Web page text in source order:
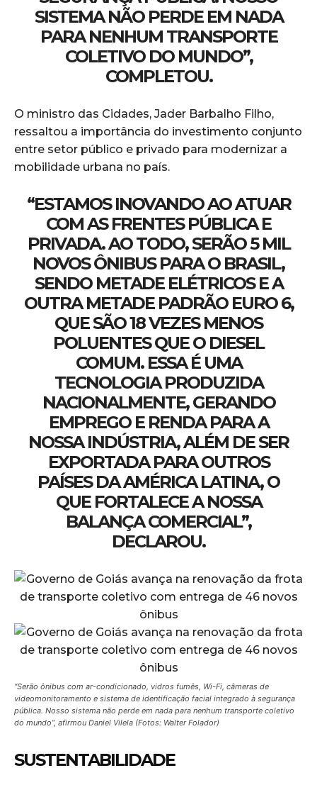
SISTEMA NÃO PERDE EM NADA
PARA NENHUM TRANSPORTE
COLETIVO DO MUNDO”,
COMPLETOU.
O ministro das Cidades, Jader Barbalho Filho,
ressaltou a importância do investimento conjunto
entre setor público e privado para modernizar a
mobilidade urbana no país.
“ESTAMOS INOVANDO AO ATUAR
COM AS FRENTES PÚBLICA E
PRIVADA. AO TODO, SERÃO 5 MIL
NOVOS ÔNIBUS PARA O BRASIL,
SENDO METADE ELÉTRICOS E A
OUTRA METADE PADRÃO EURO 6,
QUE SÃO 18 VEZES MENOS
POLUENTES QUE O DIESEL
COMUM. ESSA É UMA
TECNOLOGIA PRODUZIDA
NACIONALMENTE, GERANDO
EMPREGO E RENDA PARA A
NOSSA INDÚSTRIA, ALÉM DE SER
EXPORTADA PARA OUTROS
PAÍSES DA AMÉRICA LATINA, O
QUE FORTALECE A NOSSA
BALANÇA COMERCIAL”,
DECLAROU.
“Serão ônibus com ar-condicionado, vidros fumês, Wi-Fi, câmeras de
videomonitoramento e sistema de identificação facial integrado à segurança
pública. Nosso sistema não perde em nada para nenhum transporte coletivo
do mundo”, afirmou Daniel Vilela (Fotos: Walter Folador)
SUSTENTABILIDADE